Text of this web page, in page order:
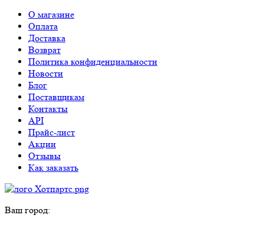
О магазине
Оплата
Доставка
Возврат
Политика конфиденциальности
Новости
Блог
Поставщикам
Контакты
API
Прайс-лист
Акции
Отзывы
Как заказать
Ваш город: